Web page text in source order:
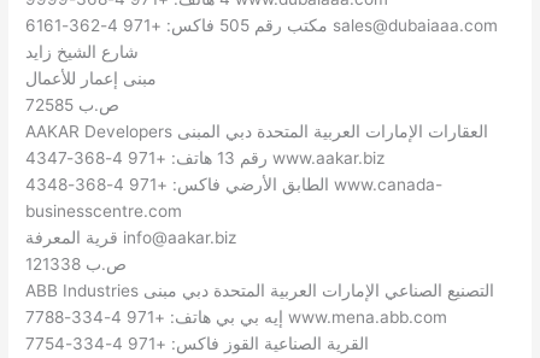
sales@dubaiaaa.com
شارع الشيخ زايد
مبنى إعمار للأعمال
ص.ب 72585
AAKAR Developers العقارات الإمارات العربية المتحدة دبي المبنى
رقم 13 هاتف: +971 4-368-4347 www.aakar.biz
الطابق الأرضي فاكس: +971 4-368-4348 www.canada-
businesscentre.com
info@aakar.biz
ص.ب 121338
ABB Industries التصنيع الصناعي الإمارات العربية المتحدة دبي مبنى
إيه بي بي هاتف: +971 4-334-7788 www.mena.abb.com
القرية الصناعية القوز فاكس: +971 4-334-7754